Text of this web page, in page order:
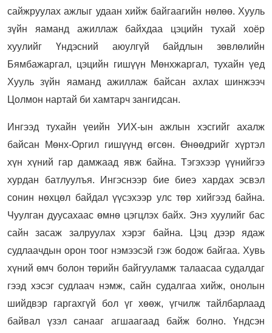
сайжруулах ажлыг удаан хийж байгаагийн нөлөө. Хууль
зүйн яаманд ажиллаж байхдаа цэцийн тухай хоёр
хуулийг Үндэсний аюулгүй байдлын зөвлөлийн
Бямбажаргал, цэцийн гишүүн Мөнхжаргал, тухайн үед
Хууль зүйн яаманд ажиллаж байсан ахлах шинжээч
Цолмон нартай би хамтарч зангидсан.
Ингээд тухайн үеийн УИХ-ын ажлын хэсгийг ахалж
байсан Мөнх-Оргил гишүүнд өгсөн. Өнөөдрийг хүртэл
хүн хүний гар дамжаад явж байна. Тэгэхээр үүнийгээ
хурдан батлуулъя. Ингэснээр бие биеэ хардах эсвэл
сонин нөхцөл байдал үүсэхээр улс төр хийгээд байна.
Чуулган дуусахаас өмнө цэгцлэх байх. Энэ хуулийг бас
сайн засаж залруулах хэрэг байна. Цэц дээр ядаж
судлаачдын орон тоог нэмээсэй гэж бодож байгаа. Хувь
хүний өмч болон төрийн байгууламж талаасаа судалдаг
гээд хэсэг судлаач нэмж, сайн судалгаа хийж, онолын
шийдвэр гаргахгүй бол үг хөөж, үгчилж тайлбарлаад
байвал үзэл санааг агшаагаад байж болно. Үндсэн